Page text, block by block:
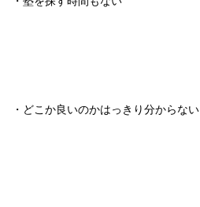
・どこか良いのかはっきり分からない